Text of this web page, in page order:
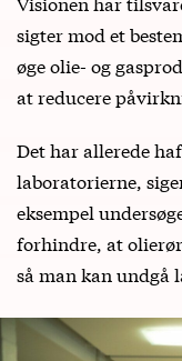
sigter mod et
øge olie- og
at reducere
Det har allerede
laboratorierne,
eksempel
forhindre, at
så man kan undgå